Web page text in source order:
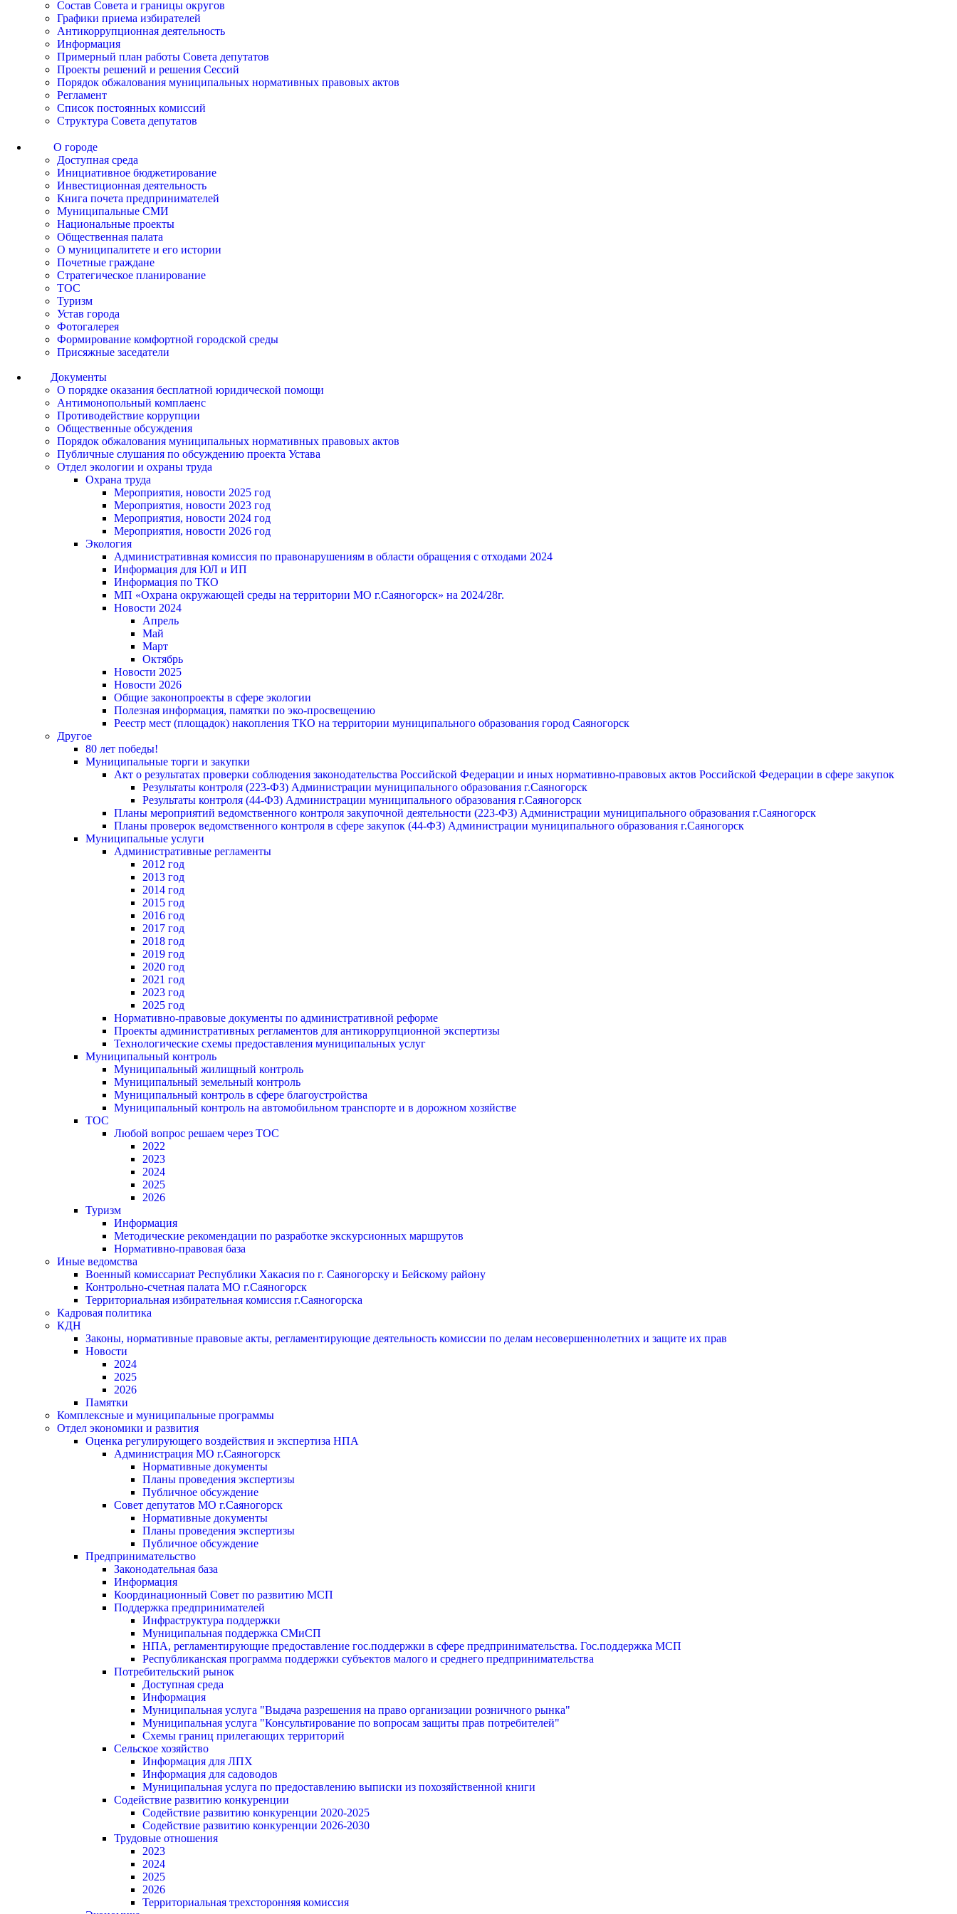
Состав Совета и границы округов
Графики приема избирателей
Антикоррупционная деятельность
Информация
Примерный план работы Совета депутатов
Проекты решений и решения Сессий
Порядок обжалования муниципальных нормативных правовых актов
Регламент
Список постоянных комиссий
Структура Совета депутатов
О городе
Доступная среда
Инициативное бюджетирование
Инвестиционная деятельность
Книга почета предпринимателей
Муниципальные СМИ
Национальные проекты
Общественная палата
О муниципалитете и его истории
Почетные граждане
Стратегическое планирование
ТОС
Туризм
Устав города
Фотогалерея
Формирование комфортной городской среды
Присяжные заседатели
Документы
О порядке оказания бесплатной юридической помощи
Антимонопольный комплаенс
Противодействие коррупции
Общественные обсуждения
Порядок обжалования муниципальных нормативных правовых актов
Публичные слушания по обсуждению проекта Устава
Отдел экологии и охраны труда
Охрана труда
Мероприятия, новости 2025 год
Мероприятия, новости 2023 год
Мероприятия, новости 2024 год
Мероприятия, новости 2026 год
Экология
Административная комиссия по правонарушениям в области обращения с отходами 2024
Информация для ЮЛ и ИП
Информация по ТКО
МП «Охрана окружающей среды на территории МО г.Саяногорск» на 2024/28г.
Новости 2024
Апрель
Май
Март
Октябрь
Новости 2025
Новости 2026
Общие законопроекты в сфере экологии
Полезная информация, памятки по эко-просвещению
Реестр мест (площадок) накопления ТКО на территории муниципального образования город Саяногорск
Другое
80 лет победы!
Муниципальные торги и закупки
Акт о результатах проверки соблюдения законодательства Российской Федерации и иных нормативно-правовых актов Российской Федерации в сфере закупок
Результаты контроля (223-ФЗ) Администрации муниципального образования г.Саяногорск
Результаты контроля (44-ФЗ) Администрации муниципального образования г.Саяногорск
Планы мероприятий ведомственного контроля закупочной деятельности (223-ФЗ) Администрации муниципального образования г.Саяногорск
Планы проверок ведомственного контроля в сфере закупок (44-ФЗ) Администрации муниципального образования г.Саяногорск
Муниципальные услуги
Административные регламенты
2012 год
2013 год
2014 год
2015 год
2016 год
2017 год
2018 год
2019 год
2020 год
2021 год
2023 год
2025 год
Нормативно-правовые документы по административной реформе
Проекты административных регламентов для антикоррупционной экспертизы
Технологические схемы предоставления муниципальных услуг
Муниципальный контроль
Муниципальный жилищный контроль
Муниципальный земельный контроль
Муниципальный контроль в сфере благоустройства
Муниципальный контроль на автомобильном транспорте и в дорожном хозяйстве
ТОС
Любой вопрос решаем через ТОС
2022
2023
2024
2025
2026
Туризм
Информация
Методические рекомендации по разработке экскурсионных маршрутов
Нормативно-правовая база
Иные ведомства
Военный комиссариат Республики Хакасия по г. Саяногорску и Бейскому району
Контрольно-счетная палата МО г.Саяногорск
Территориальная избирательная комиссия г.Саяногорска
Кадровая политика
КДН
Законы, нормативные правовые акты, регламентирующие деятельность комиссии по делам несовершеннолетних и защите их прав
Новости
2024
2025
2026
Памятки
Комплексные и муниципальные программы
Отдел экономики и развития
Оценка регулирующего воздействия и экспертиза НПА
Администрация МО г.Саяногорск
Нормативные документы
Планы проведения экспертизы
Публичное обсуждение
Совет депутатов МО г.Саяногорск
Нормативные документы
Планы проведения экспертизы
Публичное обсуждение
Предпринимательство
Законодательная база
Информация
Координационный Совет по развитию МСП
Поддержка предпринимателей
Инфраструктура поддержки
Муниципальная поддержка СМиСП
НПА, регламентирующие предоставление гос.поддержки в сфере предпринимательства. Гос.поддержка МСП
Республиканская программа поддержки субъектов малого и среднего предпринимательства
Потребительский рынок
Доступная среда
Информация
Муниципальная услуга "Выдача разрешения на право организации розничного рынка"
Муниципальная услуга "Консультирование по вопросам защиты прав потребителей"
Схемы границ прилегающих территорий
Сельское хозяйство
Информация для ЛПХ
Информация для садоводов
Муниципальная услуга по предоставлению выписки из похозяйственной книги
Содействие развитию конкуренции
Содействие развитию конкуренции 2020-2025
Содействие развитию конкуренции 2026-2030
Трудовые отношения
2023
2024
2025
2026
Территориальная трехсторонняя комиссия